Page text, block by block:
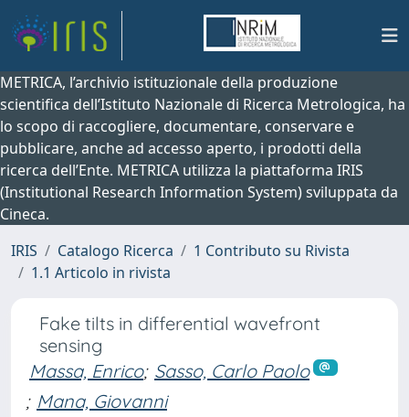
METRICA, l’archivio istituzionale della produzione
scientifica dell’Istituto Nazionale di Ricerca Metrologica, ha
lo scopo di raccogliere, documentare, conservare e
pubblicare, anche ad accesso aperto, i prodotti della
ricerca dell’Ente. METRICA utilizza la piattaforma IRIS
(Institutional Research Information System) sviluppata da
Cineca.
IRIS
Catalogo Ricerca
1 Contributo su Rivista
1.1 Articolo in rivista
Fake tilts in differential wavefront
sensing
Massa, Enrico; Sasso, Carlo Paolo
; Mana, Giovanni